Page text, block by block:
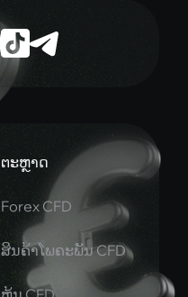
Forex CFD
ສິນຄ້າໂພຄະພັນ CFD
ຫຸ້ນ CFD
Indices CFD